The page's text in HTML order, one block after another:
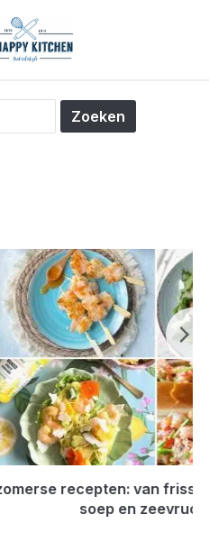
frisse salades tot koude